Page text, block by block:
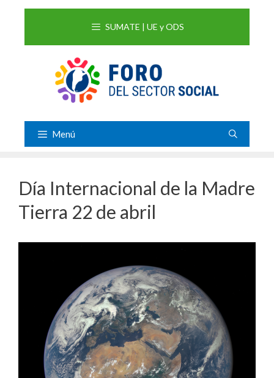
SUMATE | UE y ODS
Menú
Día Internacional de la Madre
Tierra 22 de abril